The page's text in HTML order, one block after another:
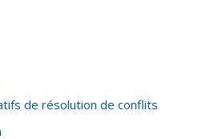
de résolution de conflits